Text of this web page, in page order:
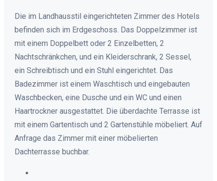
Die im Landhausstil eingerichteten Zimmer des Hotels
befinden sich im Erdgeschoss. Das Doppelzimmer ist
mit einem Doppelbett oder 2 Einzelbetten, 2
Nachtschränkchen, und ein Kleiderschrank, 2 Sessel,
ein Schreibtisch und ein Stuhl eingerichtet. Das
Badezimmer ist einem Waschtisch und eingebauten
Waschbecken, eine Dusche und ein WC und einen
Haartrockner ausgestattet. Die überdachte Terrasse ist
mit einem Gartentisch und 2 Gartenstühle möbeliert. Auf
Anfrage das Zimmer mit einer möbelierten
Dachterrasse buchbar.